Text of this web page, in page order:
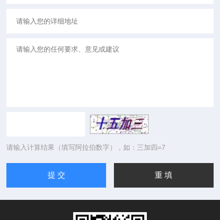
请输入计算结果（填写阿拉伯数字），如：三加四=7